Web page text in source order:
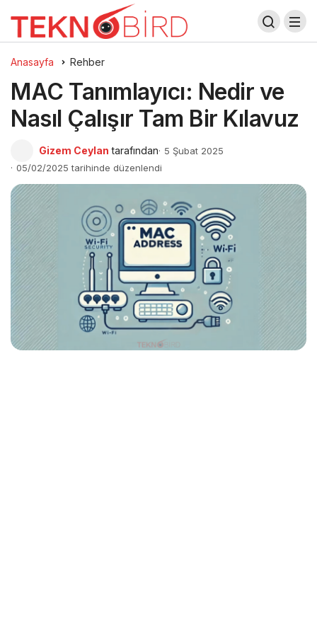
Anasayfa Rehber
MAC Tanımlayıcı: Nedir ve
Nasıl Çalışır Tam Bir Kılavuz
Gizem Ceylan tarafından
5 Şubat 2025
05/02/2025 tarihinde düzenlendi